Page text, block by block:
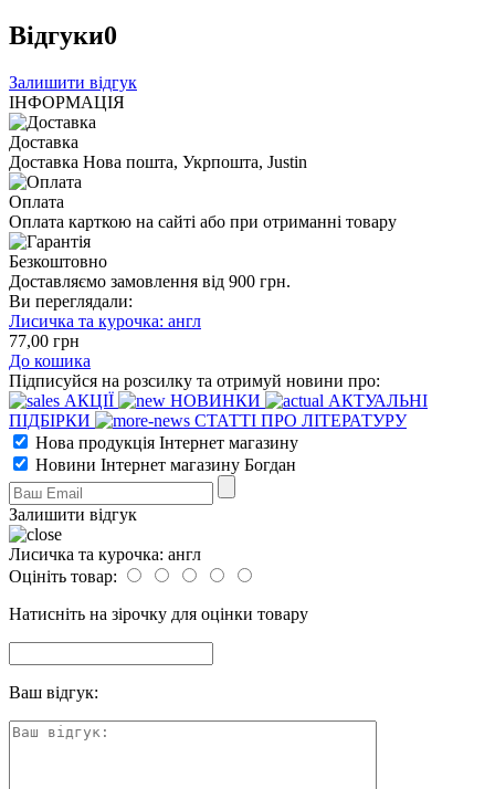
Відгуки0
Залишити відгук
ІНФОРМАЦІЯ
Доставка
Доставка Нова пошта, Укрпошта, Justin
Оплата
Оплата карткою на сайті або при отриманні товару
Безкоштовно
Доставляємо замовлення від 900 грн.
Ви переглядали:
Лисичка та курочка: англ
77,00 грн
До кошика
Підписуйся на розсилку та отримуй новини про:
АКЦІЇ
НОВИНКИ
АКТУАЛЬНІ
ПІДБІРКИ
СТАТТІ ПРО ЛІТЕРАТУРУ
Нова продукція Інтернет магазину
Новини Інтернет магазину Богдан
Залишити відгук
Лисичка та курочка: англ
Оцініть товар:
Натисніть на зірочку для оцінки товару
Ваш відгук: